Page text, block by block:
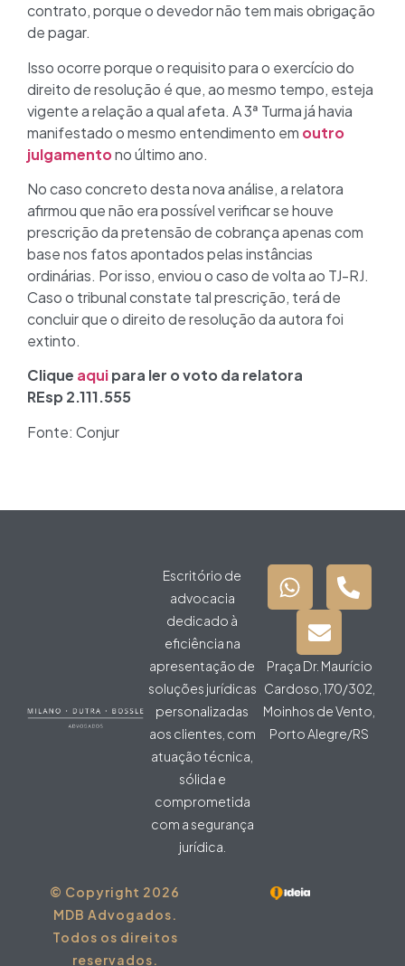
contrato, porque o devedor não tem mais obrigação
de pagar.
Isso ocorre porque o requisito para o exercício do
direito de resolução é que, ao mesmo tempo, esteja
vigente a relação a qual afeta. A 3ª Turma já havia
manifestado o mesmo entendimento em outro
julgamentono último ano.
No caso concreto desta nova análise, a relatora
afirmou que não era possível verificar se houve
prescrição da pretensão de cobrança apenas com
base nos fatos apontados pelas instâncias
ordinárias. Por isso, enviou o caso de volta ao TJ-RJ.
Caso o tribunal constate tal prescrição, terá de
concluir que o direito de resolução da autora foi
extinto.
Clique aquipara ler o voto da relatora
REsp 2.111.555
Fonte: Conjur
Escritório de
advocacia
dedicado à
eficiência na
apresentação de
soluções jurídicas
personalizadas
aos clientes, com
atuação técnica,
sólida e
comprometida
com a segurança
jurídica.
Praça Dr. Maurício
Cardoso, 170/302,
Moinhos de Vento,
Porto Alegre/RS
© Copyright 2026
MDB Advogados.
Todos os direitos
reservados.